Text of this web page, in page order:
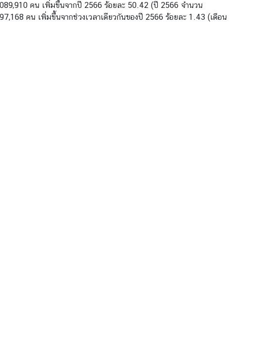
คน เพิ่มขึ้นจากปี 2566 ร้อยละ 50.42 (ปี 2566 จำนวน
คน เพิ่มขึ้นจากช่วงเวลาเดียวกันของปี 2566 ร้อยละ 1.43 (เดือน